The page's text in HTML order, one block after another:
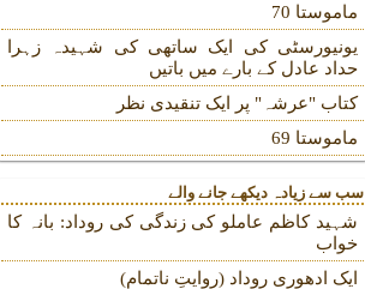
ماموستا 70
یونیورسٹی کی ایک ساتھی کی شہیدہ زہرا
حداد عادل کے بارے میں باتیں
کتاب "عرشہ" پر ایک تنقیدی نظر
ماموستا 69
سب سے زیادہ دیکھے جانے والے
شہید کاظم عاملو کی زندگی کی روداد: بانہ کا
خواب
ایک ادھوری روداد (روایتِ ناتمام)